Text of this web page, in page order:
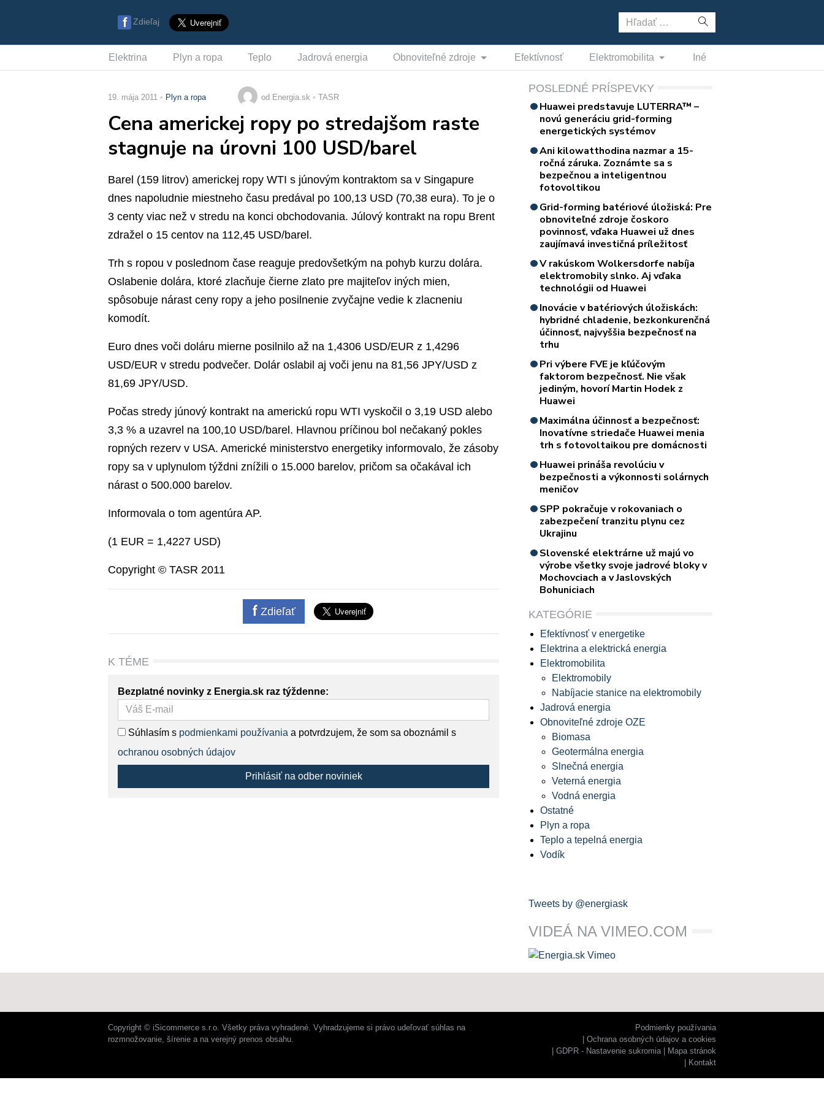
Zdieľaj Hľadať:
Elektrina Plyn a ropa Teplo Jadrová energia Obnoviteľné zdroje Efektívnosť Elektromobilita Iné
19. mája 2011 Plyn a ropa od Energia.sk TASR
Cena americkej ropy po stredajšom raste
stagnuje na úrovni 100 USD/barel
Barel (159 litrov) americkej ropy WTI s júnovým kontraktom sa v Singapure
dnes napoludnie miestneho času predával po 100,13 USD (70,38 eura). To je o
3 centy viac než v stredu na konci obchodovania. Júlový kontrakt na ropu Brent
zdražel o 15 centov na 112,45 USD/barel.
Trh s ropou v poslednom čase reaguje predovšetkým na pohyb kurzu dolára.
Oslabenie dolára, ktoré zlacňuje čierne zlato pre majiteľov iných mien,
spôsobuje nárast ceny ropy a jeho posilnenie zvyčajne vedie k zlacneniu
komodít.
Euro dnes voči doláru mierne posilnilo až na 1,4306 USD/EUR z 1,4296
USD/EUR v stredu podvečer. Dolár oslabil aj voči jenu na 81,56 JPY/USD z
81,69 JPY/USD.
Počas stredy júnový kontrakt na americkú ropu WTI vyskočil o 3,19 USD alebo
3,3 % a uzavrel na 100,10 USD/barel. Hlavnou príčinou bol nečakaný pokles
ropných rezerv v USA. Americké ministerstvo energetiky informovalo, že zásoby
ropy sa v uplynulom týždni znížili o 15.000 barelov, pričom sa očakával ich
nárast o 500.000 barelov.
Informovala o tom agentúra AP.
(1 EUR = 1,4227 USD)
Copyright © TASR 2011
Zdieľať
K TÉME
Bezplatné novinky z Energia.sk raz týždenne:
Súhlasím s podmienkami používania a potvrdzujem, že som sa oboznámil s
ochranou osobných údajov
Prihlásiť na odber noviniek
POSLEDNÉ PRÍSPEVKY
Huawei predstavuje LUTERRA™ –
novú generáciu grid-forming
energetických systémov
Ani kilowatthodina nazmar a 15-
ročná záruka. Zoznámte sa s
bezpečnou a inteligentnou
fotovoltikou
Grid-forming batériové úložiská: Pre
obnoviteľné zdroje čoskoro
povinnosť, vďaka Huawei už dnes
zaujímavá investičná príležitosť
V rakúskom Wolkersdorfe nabíja
elektromobily slnko. Aj vďaka
technológii od Huawei
Inovácie v batériových úložiskách:
hybridné chladenie, bezkonkurenčná
účinnosť, najvyššia bezpečnosť na
trhu
Pri výbere FVE je kľúčovým
faktorom bezpečnosť. Nie však
jediným, hovorí Martin Hodek z
Huawei
Maximálna účinnosť a bezpečnosť:
Inovatívne striedače Huawei menia
trh s fotovoltaikou pre domácnosti
Huawei prináša revolúciu v
bezpečnosti a výkonnosti solárnych
meničov
SPP pokračuje v rokovaniach o
zabezpečení tranzitu plynu cez
Ukrajinu
Slovenské elektrárne už majú vo
výrobe všetky svoje jadrové bloky v
Mochovciach a v Jaslovských
Bohuniciach
KATEGÓRIE
Efektívnosť v energetike
Elektrina a elektrická energia
Elektromobilita
Elektromobily
Nabíjacie stanice na elektromobily
Jadrová energia
Obnoviteľné zdroje OZE
Biomasa
Geotermálna energia
Slnečná energia
Veterná energia
Vodná energia
Ostatné
Plyn a ropa
Teplo a tepelná energia
Vodík
Tweets by @energiask
VIDEÁ NA VIMEO.COM
Copyright © iSicommerce s.r.o. Všetky práva vyhradené. Vyhradzujeme si právo udeľovať súhlas na
rozmnožovanie, šírenie a na verejný prenos obsahu.
Podmienky používania
Ochrana osobných údajov a cookies
GDPR - Nastavenie sukromia
Mapa stránok
Kontakt